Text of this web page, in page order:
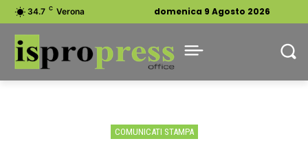
34.7 C Verona domenica 9 Agosto 2026
COMUNICATI STAMPA